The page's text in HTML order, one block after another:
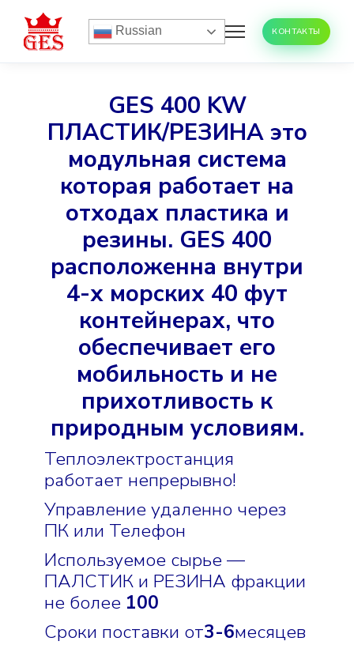
Russian КОНТАКТЫ
GES 400 KW
ПЛАСТИК/РЕЗИНА это
модульная система
которая работает на
отходах пластика и
резины. GES 400
расположенна внутри
4-х морских 40 фут
контейнерах, что
обеспечивает его
мобильность и не
прихотливость к
природным условиям.
Теплоэлектростанция
работает непрерывно!
Управление удаленно через
ПК или Телефон
Используемое сырье —
ПАЛСТИК и РЕЗИНА фракции
не более 100
Сроки поставки от3-6месяцев